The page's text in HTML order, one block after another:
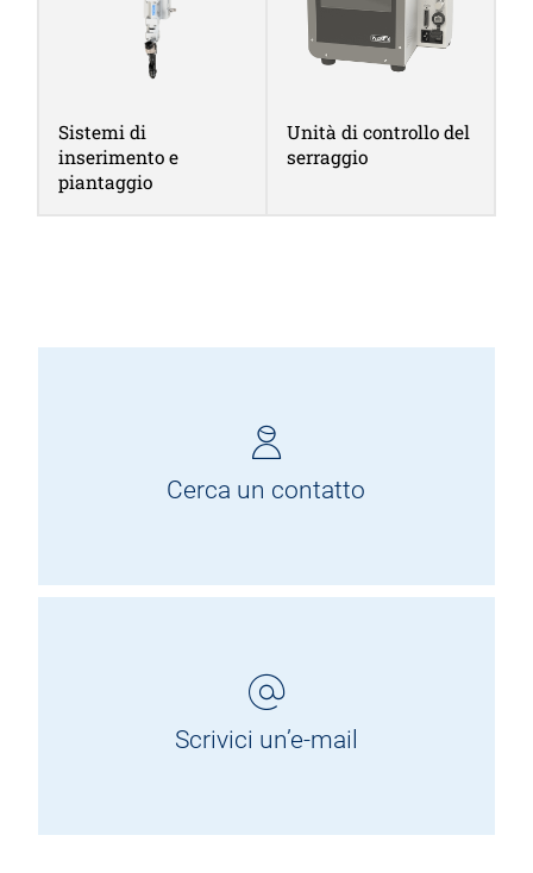
Sistemi di
inserimento e
piantaggio
Unità di controllo del
serraggio
Cerca un contatto
Scrivici un’e-mail